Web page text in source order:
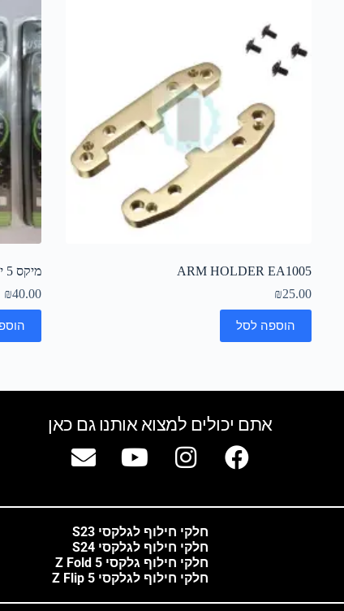
ARM HOLDER EA1005
₪25.00
הוספה לסל
מיקס 5 יחידות קבל טעינה Micro USB סמסונגLG
₪40.00
אתם יכולים למצוא אותנו גם כאן
חלקי חילוף לגלקסי S23
חלקי חילוף לגלקסי S24
חלקי חילוף גלקסי Z Fold 5
חלקי חילוף לגלקסי Z Flip 5